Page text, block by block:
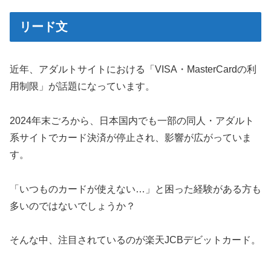
リード文
近年、アダルトサイトにおける「VISA・MasterCardの利
用制限」が話題になっています。
2024年末ごろから、日本国内でも一部の同人・アダルト
系サイトでカード決済が停止され、影響が広がっていま
す。
「いつものカードが使えない…」と困った経験がある方も
多いのではないでしょうか？
そんな中、注目されているのが楽天JCBデビットカード。